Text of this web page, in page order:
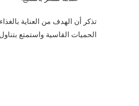
تذكر أن الهدف من العناية
الحميات القاسية واستمتع